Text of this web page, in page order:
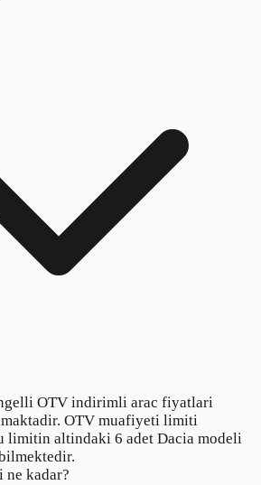
OTV indirimli arac fiyatlari
OTV muafiyeti limiti
limitin altindaki 6 adet Dacia modeli
kadar?